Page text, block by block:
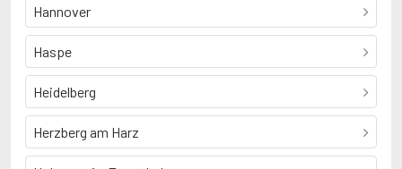
Hannover
Haspe
Heidelberg
Herzberg am Harz